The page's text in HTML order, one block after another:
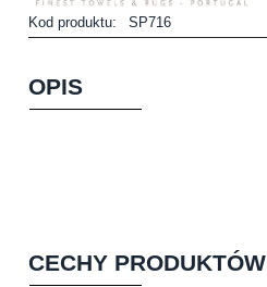
Kod produktu: SP716
OPIS
CECHY PRODUKTÓW